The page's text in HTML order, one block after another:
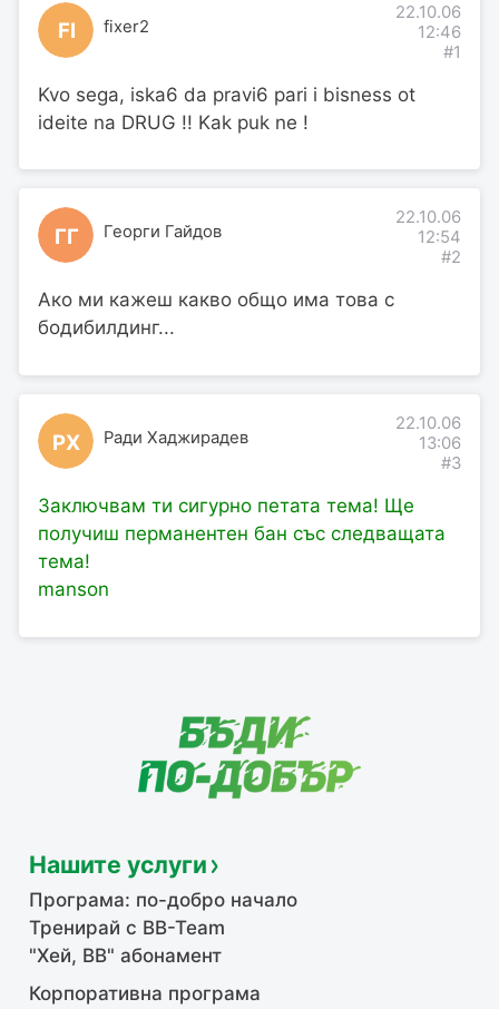
FI fixer2
22.10.06
12:46
#1
Kvo sega, iska6 da pravi6 pari i bisness ot
ideite na DRUG !! Kak puk ne !
ГГ Георги Гайдов
22.10.06
12:54
#2
Ако ми кажеш какво общо има това с
бодибилдинг...
РХ Ради Хаджирадев
22.10.06
13:06
#3
Заключвам ти сигурно петата тема! Ще
получиш перманентен бан със следващата
тема!
manson
Нашите услуги
Програма: по-добро начало
Тренирай с BB-Team
"Хей, ВВ" абонамент
Корпоративна програма